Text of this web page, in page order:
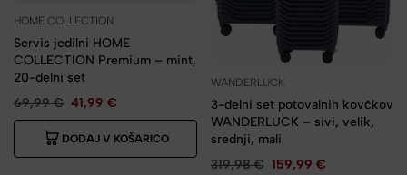
HOME COLLECTION
Servis jedilni HOME
COLLECTION Premium – mint,
20-delni set
69,99€ 41,99 €
DODAJ V KOŠARICO
WANDERLUCK
3-delni set potovalnih kovčkov
WANDERLUCK – sivi, velik,
srednji, mali
319,98€ 159,99 €